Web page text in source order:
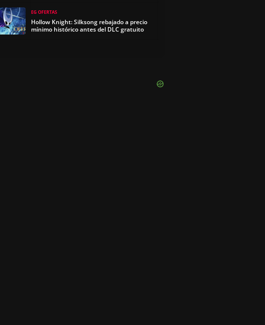
EG OFERTAS
Hollow Knight: Silksong rebajado a precio
mínimo histórico antes del DLC gratuito